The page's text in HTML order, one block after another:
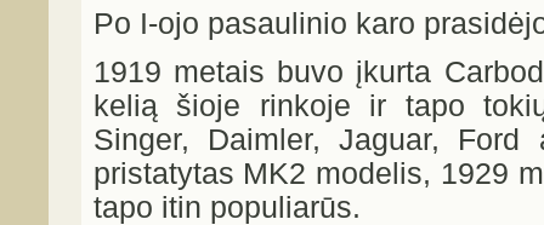
Po I-ojo pasaulinio karo
1919 metais buvo įkurta
kelią šioje rinkoje ir tapo
Singer, Daimler, Jaguar,
pristatytas MK2 modelis, 1929
tapo itin populiarūs.